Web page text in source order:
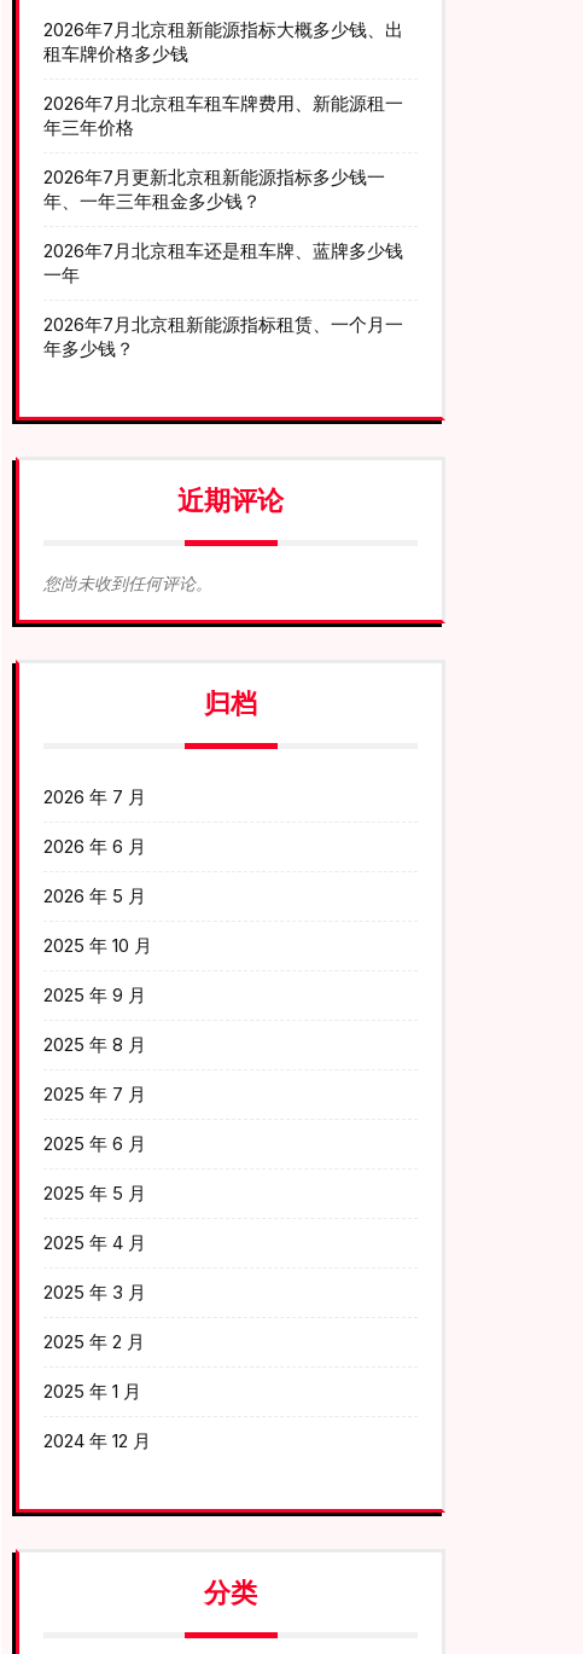
2026年7月北京租新能源指标大概多少钱、出
租车牌价格多少钱
2026年7月北京租车租车牌费用、新能源租一
年三年价格
2026年7月更新北京租新能源指标多少钱一
年、一年三年租金多少钱？
2026年7月北京租车还是租车牌、蓝牌多少钱
一年
2026年7月北京租新能源指标租赁、一个月一
年多少钱？
近期评论
您尚未收到任何评论。
归档
2026 年 7 月
2026 年 6 月
2026 年 5 月
2025 年 10 月
2025 年 9 月
2025 年 8 月
2025 年 7 月
2025 年 6 月
2025 年 5 月
2025 年 4 月
2025 年 3 月
2025 年 2 月
2025 年 1 月
2024 年 12 月
分类